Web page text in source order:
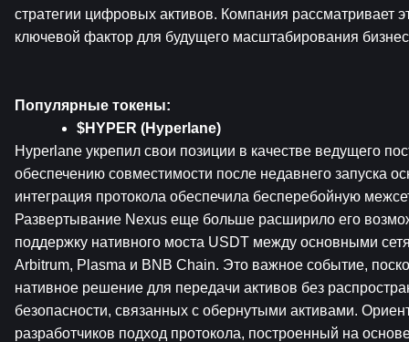
стратегии цифровых активов. Компания рассматривает
ключевой фактор для будущего масштабирования
Популярные токены:
$HYPER (Hyperlane)
Hyperlane укрепил свои позиции в качестве ведущего
обеспечению совместимости после недавнего запуска
интеграция протокола обеспечила бесперебойную
Развертывание Nexus еще больше расширило его
поддержку нативного моста USDT между основными
Arbitrum, Plasma и BNB Chain. Это важное событие,
нативное решение для передачи активов без
безопасности, связанных с обернутыми активами.
разработчиков подход протокола, построенный на